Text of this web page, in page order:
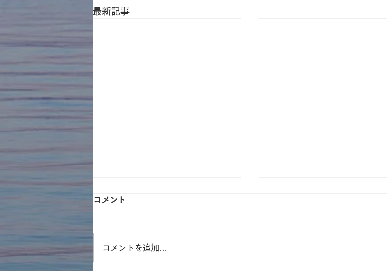
最新記事
コメント
コメントを追加…